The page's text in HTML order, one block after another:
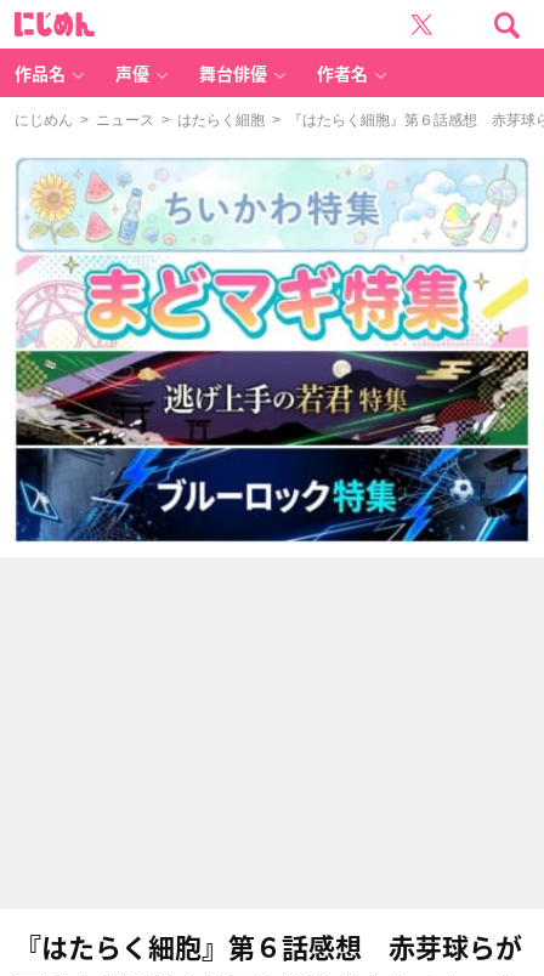
作品名 声優 舞台俳優 作者名
にじめん > ニュース > はたらく細胞 > 『はたらく細胞』第６話感想 赤芽球
『はたらく細胞』第６話感想 赤芽球らが